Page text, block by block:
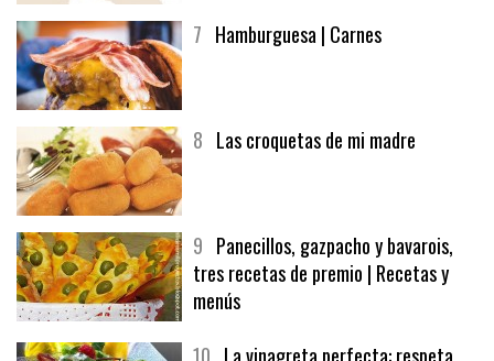
9Panecillos, gazpacho y bavarois,
tres recetas de premio | Recetas y
menús